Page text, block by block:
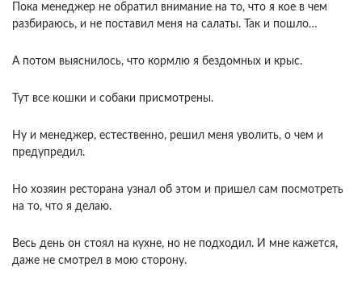
Пока менеджер не обратил внимание на то, что я кое в чем
разбираюсь, и не поставил меня на салаты. Так и пошло…
А потом выяснилось, что кормлю я бездомных и крыс.
Тут все кошки и собаки присмотрены.
Ну и менеджер, естественно, решил меня уволить, о чем и
предупредил.
Но хозяин ресторана узнал об этом и пришел сам посмотреть
на то, что я делаю.
Весь день он стоял на кухне, но не подходил. И мне кажется,
даже не смотрел в мою сторону.